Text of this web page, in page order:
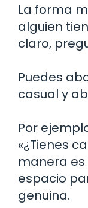
La forma
alguien
claro,
Puedes
casual y
Por
«¿Tienes
manera
espacio
genuina.